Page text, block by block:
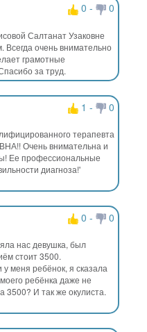
0 -
0
Салтанат Узаковне
очень внимательно
грамотные
за труд.
1 -
0
терапевта
Очень внимательна и
Ее профессиональные
диагноза!'
0 -
0
нас девушка, был
стоит 3500.
меня ребёнок, я сказала
ребёнка даже не
3500? И так же окулиста.